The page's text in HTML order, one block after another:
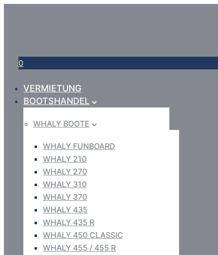
0
VERMIETUNG
BOOTSHANDEL
WHALY BOOTE
WHALY FUNBOARD
WHALY 210
WHALY 270
WHALY 310
WHALY 370
WHALY 435
WHALY 435 R
WHALY 450 CLASSIC
WHALY 455 / 455 R